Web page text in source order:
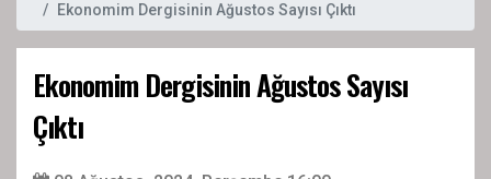
Ekonomim Dergisinin Ağustos Sayısı Çıktı
Ekonomim Dergisinin Ağustos Sayısı
Çıktı